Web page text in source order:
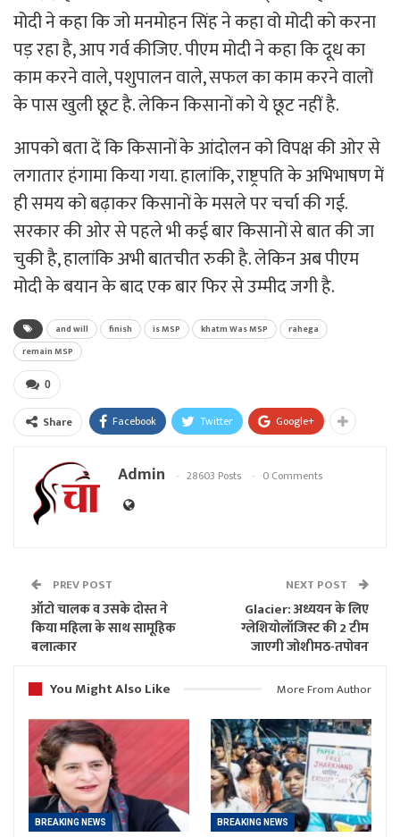
मोदी ने कहा कि जो मनमोहन सिंह ने कहा वो मोदी को करना
पड़ रहा है, आप गर्व कीजिए. पीएम मोदी ने कहा कि दूध का
काम करने वाले, पशुपालन वाले, सफल का काम करने वालों
के पास खुली छूट है. लेकिन किसानों को ये छूट नहीं है.
आपको बता दें कि किसानों के आंदोलन को विपक्ष की ओर से
लगातार हंगामा किया गया. हालांकि, राष्ट्रपति के अभिभाषण में
ही समय को बढ़ाकर किसानों के मसले पर चर्चा की गई.
सरकार की ओर से पहले भी कई बार किसानों से बात की जा
चुकी है, हालांकि अभी बातचीत रुकी है. लेकिन अब पीएम
मोदी के बयान के बाद एक बार फिर से उम्मीद जगी है.
and will finish is MSP khatm Was MSP
rahega
remain MSP
0
Share Facebook Twitter Google+
Admin 28603 Posts 0 Comments
PREV POST
ऑटो चालक व उसके दोस्त ने
किया महिला के साथ सामूहिक
बलात्कार
NEXT POST
Glacier: अध्ययन के लिए
ग्लेशियोलॉजिस्ट की 2 टीम
जाएगी जोशीमठ-तपोवन
You Might Also Like
More From Author
BREAKING NEWS BREAKING NEWS